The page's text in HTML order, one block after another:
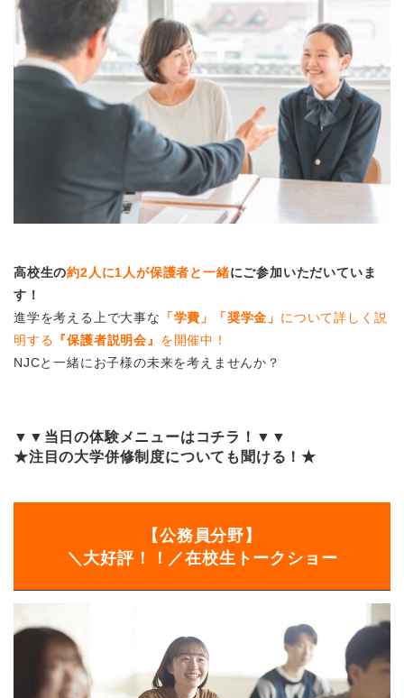
高校生の約2人に1人が保護者と一緒にご参加いただいていま
す！
進学を考える上で大事な
「学費」「奨学金」 について詳しく説
明する 『保護者説明会』 を開催中！
NJCと一緒にお子様の未来を考えませんか？
▼▼当日の体験メニューはコチラ！▼▼
★注目の大学併修制度についても聞ける！★
【公務員分野】
＼大好評！！／在校生トークショー